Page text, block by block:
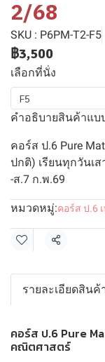
2/68
SKU : P6PM-T2-F5
฿3,500
เลือกที่นั่ง
F5
คำอธิบายสินค้าแบ
คอร์ส ป.6 Pure
ปกติ) เรียนทุกวันเส
-ส.7 ก.พ.69
หมวดหมู่:คอร์ส ป.6
แชร์
รายละเอียดสินค้
คอร์ส ป.6 Pure
คณิตศาสตร์